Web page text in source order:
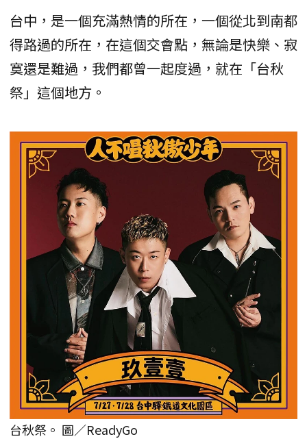
台中，是一個充滿熱情的所在，一個從北到南都
得路過的所在，在這個交會點，無論是快樂、寂
寞還是難過，我們都曾一起度過，就在「台秋
祭」這個地方。
台秋祭。 圖／ReadyGo